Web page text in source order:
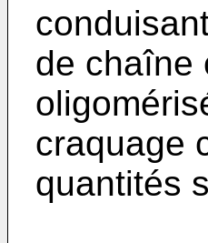
de chaîne
craquage
quantités